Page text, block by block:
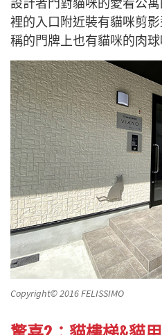
裡的入口附近裝有貓咪剪
稱的門牌上也有貓咪的肉球
Copyright© 2016 FELISSIMO